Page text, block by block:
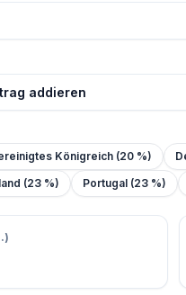
Königreich (20 %)
(23 %) Portugal (23 %)